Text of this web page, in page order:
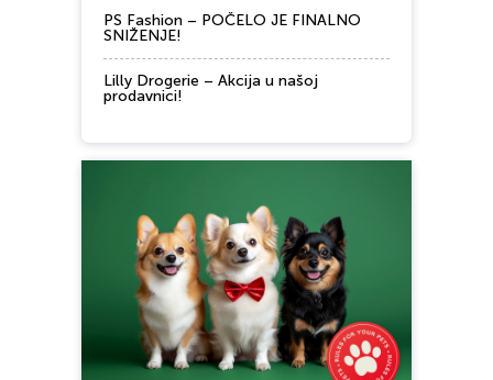
PS Fashion – POČELO JE FINALNO
SNIŽENJE!
Lilly Drogerie – Akcija u našoj
prodavnici!